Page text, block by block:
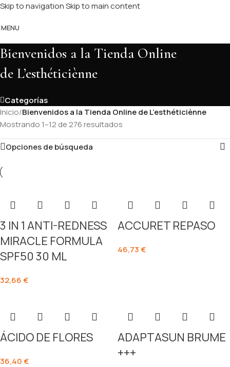
Skip to navigationSkip to main content
MENU
Bienvenidos a la Tienda Online
de L’esthéticiènne
Categorías
Inicio/Bienvenidos a la Tienda Online de L’esthéticiènne
Mostrando 1–12 de 276 resultados
Opciones de búsqueda
3 IN 1 ANTI-REDNESS
MIRACLE FORMULA
SPF50 30 ML
32,66€
ACCURET REPASO
46,73€
ÁCIDO DE FLORES
36,40€
ADAPTASUN BRUME
+++